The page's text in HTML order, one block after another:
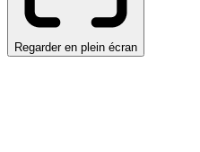
Regarder en plein écran